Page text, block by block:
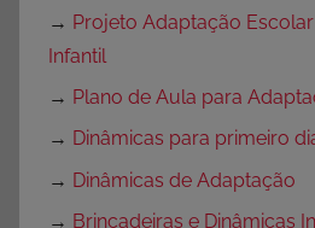
→ Projeto Adaptação
Infantil
→ Plano de Aula para
→ Dinâmicas para primeiro
→ Dinâmicas de Adaptação
→ Brincadeiras e Dinâmicas